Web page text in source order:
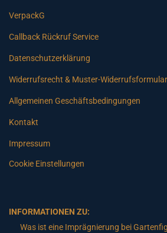
VerpackG
Callback Rückruf Service
Datenschutzerklärung
Widerrufsrecht & Muster-Widerrufsformular
Allgemeinen Geschäftsbedingungen
Kontakt
Impressum
Cookie Einstellungen
INFORMATIONEN ZU:
Was ist eine Imprägnierung bei